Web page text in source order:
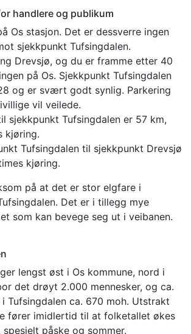
handlere og publikum
Os stasjon. Det er dessverre ingen
sjekkpunkt Tufsingdalen.
Drevsjø, og du er framme etter 40
på Os. Sjekkpunkt Tufsingdalen
og er svært godt synlig. Parkering
vil veilede.
sjekkpunkt Tufsingdalen er 57 km,
kjøring.
Tufsingdalen til sjekkpunkt Drevsjø
kjøring.
på at det er stor elgfare i
Det er i tillegg mye
som kan bevege seg ut i veibanen.
lengst øst i Os kommune, nord i
det drøyt 2.000 mennesker, og ca.
Tufsingdalen ca. 670 moh. Utstrakt
fører imidlertid til at folketallet økes
påske og sommer.